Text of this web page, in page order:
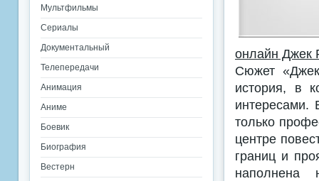
онлайн Джек
Сюжет
история, в
интересами.
только
центре
границ и
наполнена
Мультфильмы
Сериалы
Документальный
Телепередачи
Анимация
Аниме
Боевик
Биография
Вестерн